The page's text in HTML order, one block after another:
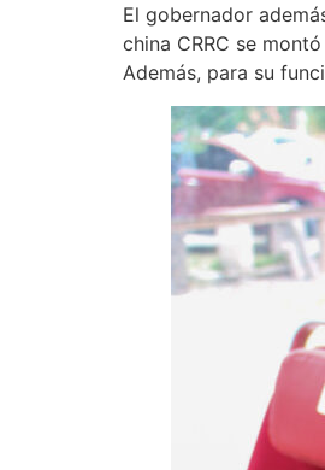
El gobernador
china CRRC se
Además, para su